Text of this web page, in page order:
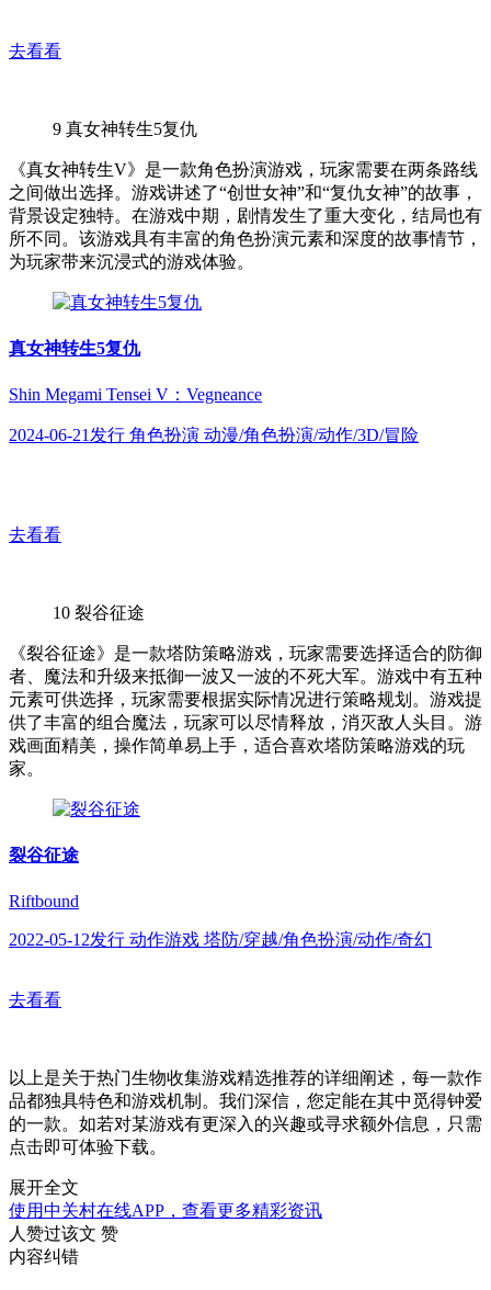
去看看
9 真女神转生5复仇
《真女神转生V》是一款角色扮演游戏，玩家需要在两条路线
之间做出选择。游戏讲述了“创世女神”和“复仇女神”的故事，
背景设定独特。在游戏中期，剧情发生了重大变化，结局也有
所不同。该游戏具有丰富的角色扮演元素和深度的故事情节，
为玩家带来沉浸式的游戏体验。
真女神转生5复仇
Shin Megami Tensei V：Vegneance
2024-06-21发行 角色扮演 动漫/角色扮演/动作/3D/冒险
去看看
10 裂谷征途
《裂谷征途》是一款塔防策略游戏，玩家需要选择适合的防御
者、魔法和升级来抵御一波又一波的不死大军。游戏中有五种
元素可供选择，玩家需要根据实际情况进行策略规划。游戏提
供了丰富的组合魔法，玩家可以尽情释放，消灭敌人头目。游
戏画面精美，操作简单易上手，适合喜欢塔防策略游戏的玩
家。
裂谷征途
Riftbound
2022-05-12发行 动作游戏 塔防/穿越/角色扮演/动作/奇幻
去看看
以上是关于热门生物收集游戏精选推荐的详细阐述，每一款作
品都独具特色和游戏机制。我们深信，您定能在其中觅得钟爱
的一款。如若对某游戏有更深入的兴趣或寻求额外信息，只需
点击即可体验下载。
展开全文
使用中关村在线APP，查看更多精彩资讯
人赞过该文 赞
内容纠错